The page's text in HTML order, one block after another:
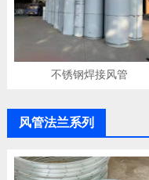
不锈钢焊接风管
风管法兰系列